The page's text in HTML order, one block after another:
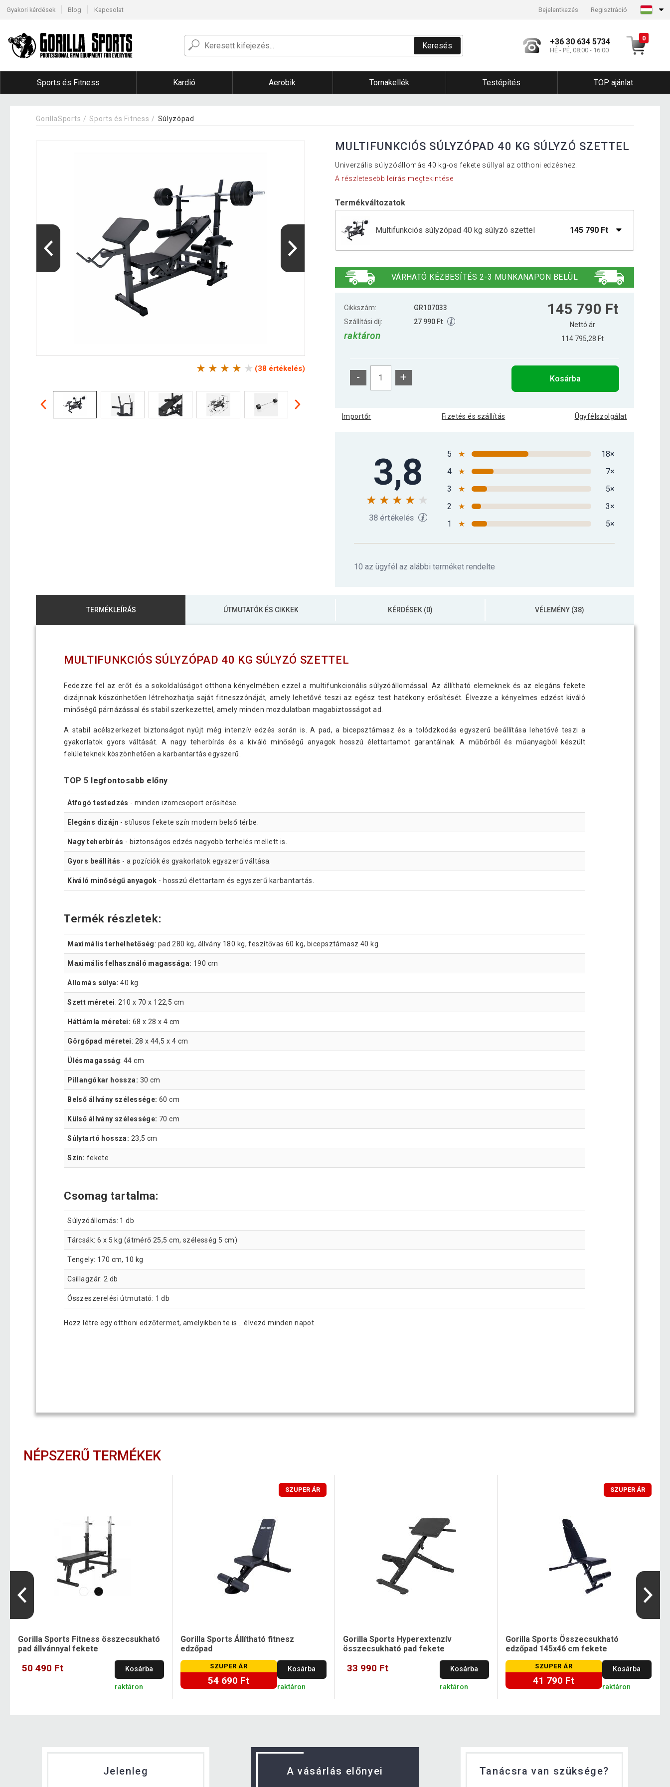
Gyakori kérdések Blog Kapcsolat Bejelentkezés Regisztráció
Keresés +36 30 634 5734
HÉ - PÉ, 08:00 - 16:00
0
Sports és Fitness Kardió Aerobik Tornakellék Testépítés TOP ajánlat
GorillaSports Sports és Fitness Súlyzópad
(38 értékelés)
MULTIFUNKCIÓS SÚLYZÓPAD 40 KG SÚLYZÓ SZETTEL
Univerzális súlyzóállomás 40 kg-os fekete súllyal az otthoni edzéshez.
A részletesebb leírás megtekintése
Termékváltozatok
Multifunkciós súlyzópad 40 kg súlyzó szettel 145 790 Ft
Gorilla Sports Súlyzópad + súlyzó szett fekete 100 kg 176 590 Ft
146 390 Ft
Multifunkciós súlyzópad 70 kg súlyzó szettel 152 790 Ft
VÁRHATÓ KÉZBESÍTÉS 2-3 MUNKANAPON BELÜL
Cikkszám:
GR107033
Szállítási díj:
27 990 Ft
raktáron
145 790 Ft
Nettó ár
114 795,28 Ft
- + Kosárba
Importőr Fizetés és szállítás Ügyfélszolgálat
3,8
38 értékelés
5 ★
18×
4
★
7×
3
★
5×
2
★
3×
1
★ 5×
10 az ügyfél az alábbi terméket rendelte
TERMÉKLEÍRÁS ÚTMUTATÓK ÉS CIKKEK KÉRDÉSEK (0) VÉLEMÉNY (38)
MULTIFUNKCIÓS SÚLYZÓPAD 40 KG SÚLYZÓ SZETTEL
Fedezze fel az erőt és a sokoldalúságot otthona kényelmében ezzel a multifunkcionális súlyzóállomással. Az állítható elemeknek és az elegáns fekete
dizájnnak köszönhetően létrehozhatja saját fitneszzónáját, amely lehetővé teszi az egész test hatékony erősítését. Élvezze a kényelmes edzést kiváló
minőségű párnázással és stabil szerkezettel, amely minden mozdulatban magabiztosságot ad.
A stabil acélszerkezet biztonságot nyújt még intenzív edzés során is. A pad, a bicepsztámasz és a tolódzkodás egyszerű beállítása lehetővé teszi a
gyakorlatok gyors váltását. A nagy teherbírás és a kiváló minőségű anyagok hosszú élettartamot garantálnak. A műbőrből és műanyagból készült
felületeknek köszönhetően a karbantartás egyszerű.
TOP 5 legfontosabb előny
Átfogó testedzés - minden izomcsoport erősítése.
Elegáns dizájn - stílusos fekete szín modern belső térbe.
Nagy teherbírás - biztonságos edzés nagyobb terhelés mellett is.
Gyors beállítás - a pozíciók és gyakorlatok egyszerű váltása.
Kiváló minőségű anyagok - hosszú élettartam és egyszerű karbantartás.
Termék részletek:
Maximális terhelhetőség: pad 280 kg, állvány 180 kg, feszítővas 60 kg, bicepsztámasz 40 kg
Maximális felhasználó magassága: 190 cm
Állomás súlya: 40 kg
Szett méretei: 210 x 70 x 122,5 cm
Háttámla méretei: 68 x 28 x 4 cm
Görgőpad méretei: 28 x 44,5 x 4 cm
Ülésmagasság: 44 cm
Pillangókar hossza: 30 cm
Belső állvány szélessége: 60 cm
Külső állvány szélessége: 70 cm
Súlytartó hossza: 23,5 cm
Szín: fekete
Csomag tartalma:
Súlyzóállomás: 1 db
Tárcsák: 6 x 5 kg (átmérő 25,5 cm, szélesség 5 cm)
Tengely: 170 cm, 10 kg
Csillagzár: 2 db
Összeszerelési útmutató: 1 db
Hozz létre egy otthoni edzőtermet, amelyikben te is... élvezd minden napot.
NÉPSZERŰ TERMÉKEK
Gorilla Sports Fitness összecsukható
pad állvánnyal fekete
50 490 Ft Kosárba
raktáron
SZUPER ÁR
Gorilla Sports Állítható fitnesz
edzőpad
SZUPER ÁR
54 690 Ft
Kosárba
raktáron
Gorilla Sports Hyperextenzív
összecsukható pad fekete
33 990 Ft Kosárba
raktáron
SZUPER ÁR
Gorilla Sports Összecsukható
edzőpad 145x46 cm fekete
SZUPER ÁR
41 790 Ft
Kosárba
raktáron
Jelenleg A vásárlás előnyei Tanácsra van szüksége?